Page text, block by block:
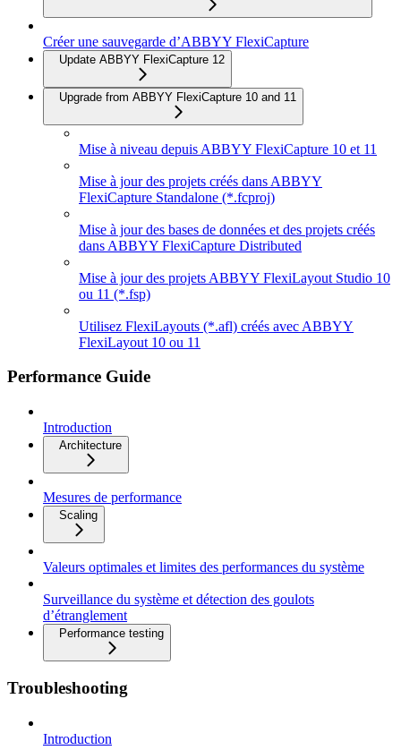
Créer une sauvegarde d’ABBYY FlexiCapture
Update ABBYY FlexiCapture 12
Upgrade from ABBYY FlexiCapture 10 and 11
Mise à niveau depuis ABBYY FlexiCapture 10 et 11
Mise à jour des projets créés dans ABBYY
FlexiCapture Standalone (*.fcproj)
Mise à jour des bases de données et des projets créés
dans ABBYY FlexiCapture Distributed
Mise à jour des projets ABBYY FlexiLayout Studio 10
ou 11 (*.fsp)
Utilisez FlexiLayouts (*.afl) créés avec ABBYY
FlexiLayout 10 ou 11
Performance Guide
Introduction
Architecture
Mesures de performance
Scaling
Valeurs optimales et limites des performances du système
Surveillance du système et détection des goulots
d’étranglement
Performance testing
Troubleshooting
Introduction